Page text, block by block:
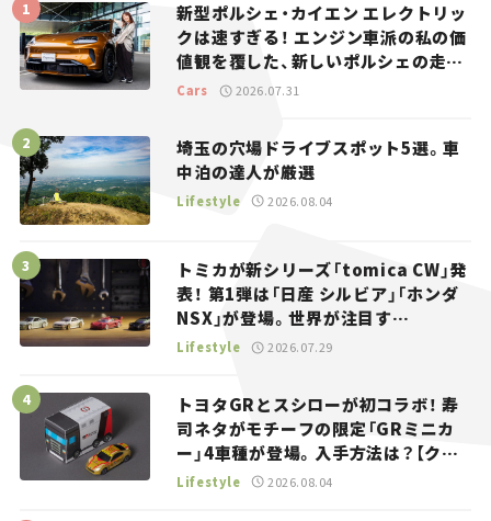
新型ポルシェ・カイエン エレクトリッ
クは速すぎる！ エンジン車派の私の価
値観を覆した、新しいポルシェの走
り。
Cars 2026.07.31
埼玉の穴場ドライブスポット5選。車
中泊の達人が厳選
Lifestyle 2026.08.04
トミカが新シリーズ「tomica CW」発
表！ 第1弾は「日産 シルビア」「ホンダ
NSX」が登場。世界が注目す
る“JDM”に焦点【クルマとホビー】
Lifestyle 2026.07.29
トヨタGRとスシローが初コラボ！ 寿
司ネタがモチーフの限定「GRミニカ
ー」4車種が登場。入手方法は？【クル
マとホビー】
Lifestyle 2026.08.04